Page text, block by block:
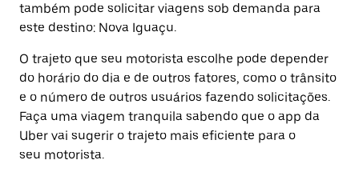
também pode solicitar viagens sob demanda para
este destino: Nova Iguaçu.
O trajeto que seu motorista escolhe pode depender
do horário do dia e de outros fatores, como o trânsito
e o número de outros usuários fazendo solicitações.
Faça uma viagem tranquila sabendo que o app da
Uber vai sugerir o trajeto mais eficiente para o
seu motorista.